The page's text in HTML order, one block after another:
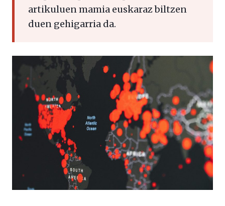
artikuluen mamia euskaraz biltzen
duen gehigarria da.